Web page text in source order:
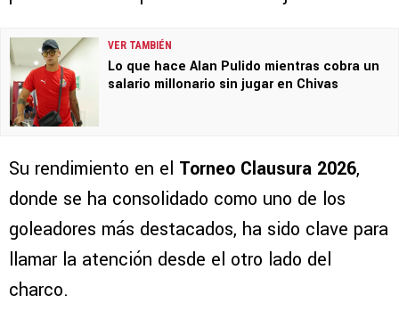
VER TAMBIÉN
Lo que hace Alan Pulido mientras cobra un
salario millonario sin jugar en Chivas
Su rendimiento en el Torneo Clausura 2026,
donde se ha consolidado como uno de los
goleadores más destacados, ha sido clave para
llamar la atención desde el otro lado del
charco.